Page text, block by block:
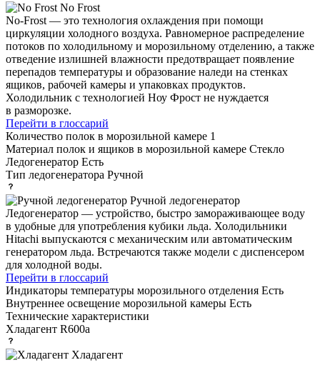
No Frost
No-Frost — это технология охлаждения при помощи
циркуляции холодного воздуха. Равномерное распределение
потоков по холодильному и морозильному отделению, а также
отведение излишней влажности предотвращает появление
перепадов температуры и образование наледи на стенках
ящиков, рабочей камеры и упаковках продуктов.
Холодильник с технологией Ноу Фрост не нуждается
в разморозке.
Перейти в глоссарий
Количество полок в морозильной камере 1
Материал полок и ящиков в морозильной камере Стекло
Ледогенератор Есть
Тип ледогенератора Ручной
Ручной ледогенератор
Ледогенератор — устройство, быстро замораживающее воду
в удобные для употребления кубики льда. Холодильники
Hitachi выпускаются с механическим или автоматическим
генератором льда. Встречаются также модели с диспенсером
для холодной воды.
Перейти в глоссарий
Индикаторы температуры морозильного отделения Есть
Внутреннее освещение морозильной камеры Есть
Технические характеристики
Хладагент R600a
Хладагент